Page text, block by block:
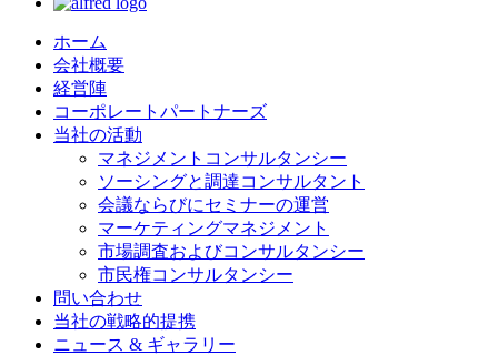
ホーム
会社概要
経営陣
コーポレートパートナーズ
当社の活動
マネジメントコンサルタンシー
ソーシングと調達コンサルタント
会議ならびにセミナーの運営
マーケティングマネジメント
市場調査およびコンサルタンシー
市民権コンサルタンシー
問い合わせ
当社の戦略的提携
ニュース & ギャラリー